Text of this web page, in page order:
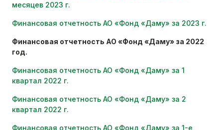
месяцев 2023 г.
Финансовая отчетность АО «Фонд «Даму» за 2023 г.
Финансовая отчетность АО «Фонд «Даму» за 2022
год.
Финансовая отчетность АО «Фонд «Даму» за 1
квартал 2022 г.
Финансовая отчетность АО «Фонд «Даму» за 2
квартал 2022 г.
Финансовая отчетность АО «Фонд «Даму» за 1-е